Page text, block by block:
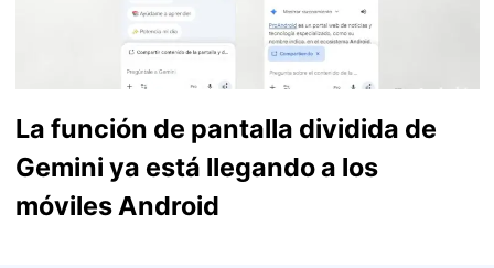
La función de pantalla dividida de
Gemini ya está llegando a los
móviles Android